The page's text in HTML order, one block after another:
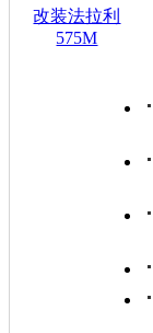
改装法拉利
575M